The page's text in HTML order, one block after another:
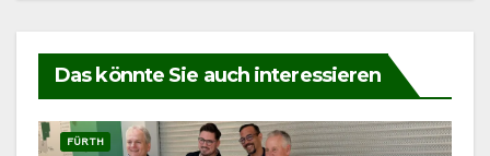
Das könnte Sie auch interessieren
FÜRTH